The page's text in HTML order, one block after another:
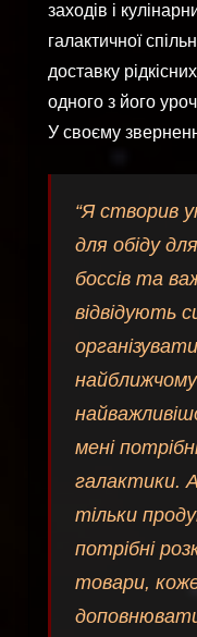
заходів і
галактичної
доставку
одного з його
У своєму
“Я створив
для обіду
боссів та
відвідують
мені
галактики.
тільки
потрібні
товари,